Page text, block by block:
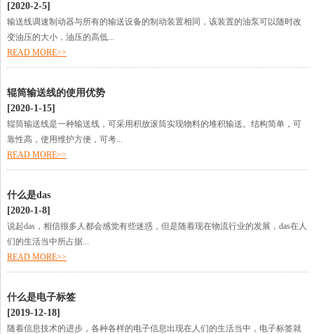
[2020-2-5]
输送线调速制动器与所有的输送设备的制动装置相同，该装置的油泵可以随时改
变油压的大小，油压的高低...
READ MORE>>
辊筒输送线的使用优势
[2020-1-15]
辊筒输送线是一种输送线，可采用积放滚筒实现物料的堆积输送。结构简单，可
靠性高，使用维护方便，可考...
READ MORE>>
什么是das
[2020-1-8]
说起das，相信很多人都会感觉有些迷惑，但是随着现在物流行业的发展，das在人
们的生活当中所占据...
READ MORE>>
什么是电子标签
[2019-12-18]
随着信息技术的进步，各种各样的电子信息出现在人们的生活当中，电子标签就